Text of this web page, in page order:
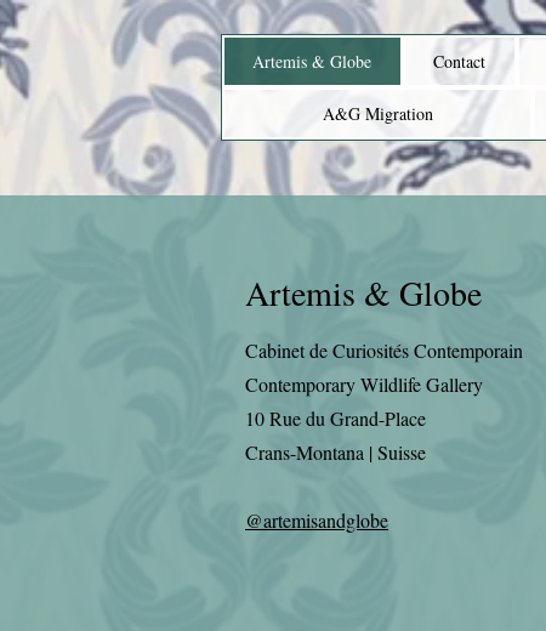
Artemis & Globe Contact
A&G Migration
Artemis & Globe
Cabinet de Curiosités Contemporain
Contemporary Wildlife Gallery
10 Rue du Grand-Place
Crans-Montana | Suisse
@artemisandglobe